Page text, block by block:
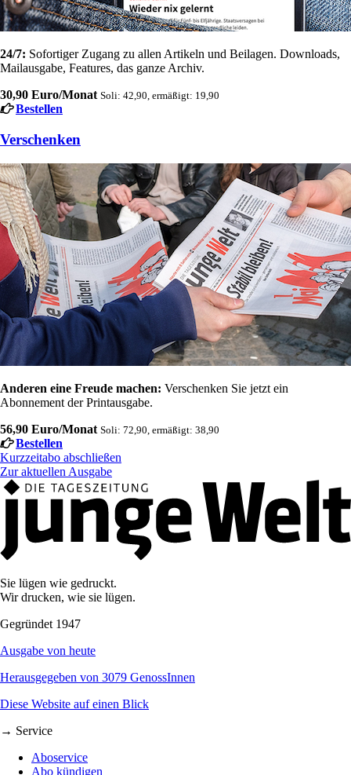
24/7: Sofortiger Zugang zu allen Artikeln und Beilagen. Downloads,
Mailausgabe, Features, das ganze Archiv.
30,90 Euro/Monat Soli: 42,90, ermäßigt: 19,90
Bestellen
Verschenken
Anderen eine Freude machen: Verschenken Sie jetzt ein
Abonnement der Printausgabe.
56,90 Euro/Monat Soli: 72,90, ermäßigt: 38,90
Bestellen
Kurzzeitabo abschließen
Zur aktuellen Ausgabe
Sie lügen wie gedruckt.
Wir drucken, wie sie lügen.
Gegründet 1947
Ausgabe von heute
Herausgegeben von 3079 GenossInnen
Diese Website auf einen Blick
→ Service
Aboservice
Abo kündigen